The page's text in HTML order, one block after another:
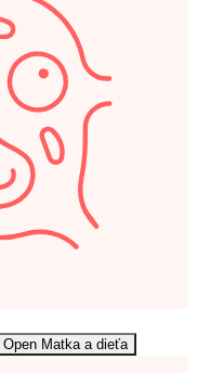
Open Matka a dieťa